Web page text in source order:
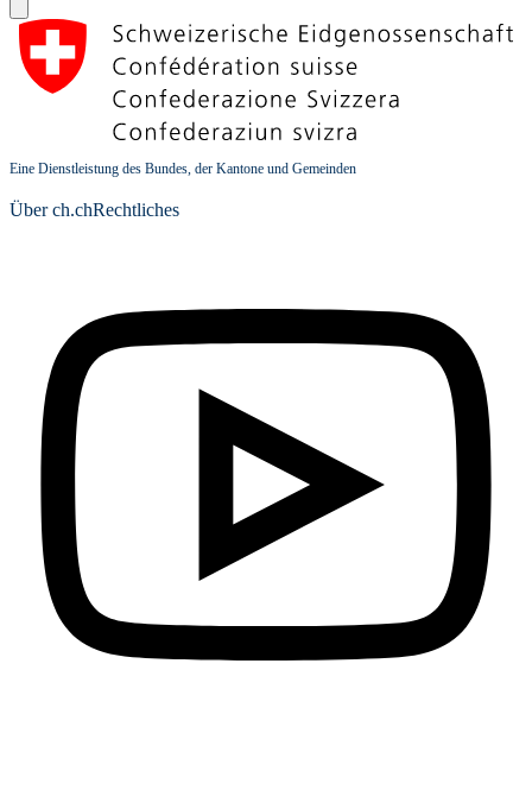
Eine Dienstleistung des Bundes, der Kantone und Gemeinden
Über ch.chRechtliches